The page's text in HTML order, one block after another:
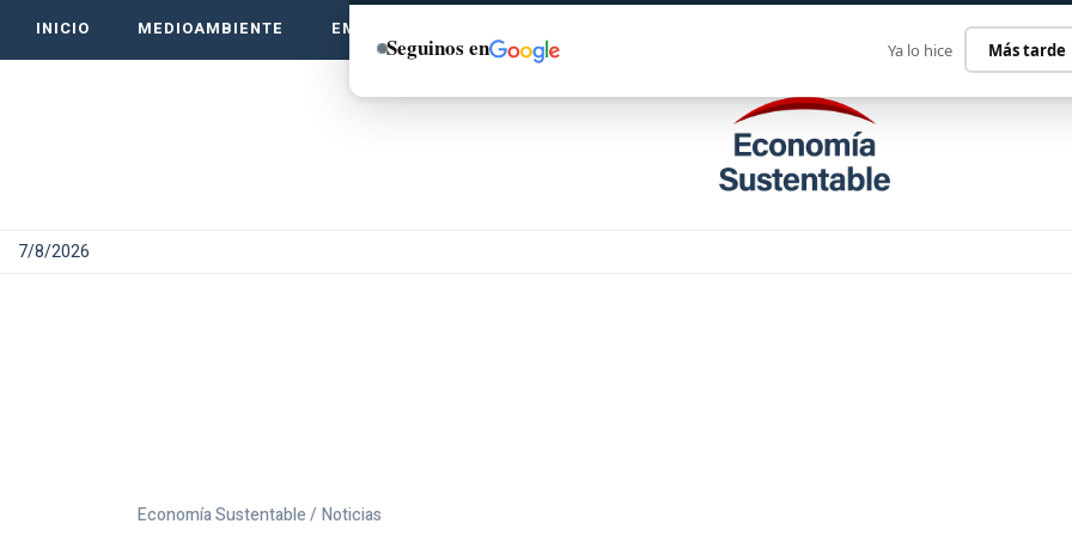
INICIO MEDIOAMBIENTE EMPRENDE VERDE
7/8/2026
Economía Sustentable / Noticias
Seguinos en Ya lo hice Más tarde